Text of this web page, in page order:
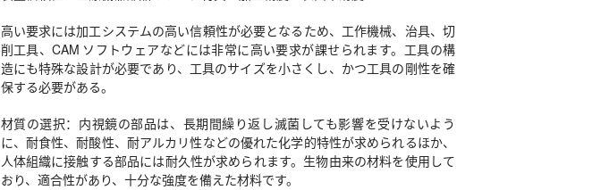
高い要求には加工システムの高い信頼性が必要となるため、工作機械、治具、切
削工具、CAM ソフトウェアなどには非常に高い要求が課せられます。工具の構
造にも特殊な設計が必要であり、工具のサイズを小さくし、かつ工具の剛性を確
保する必要がある。
材質の選択：内視鏡の部品は、長期間繰り返し滅菌しても影響を受けないよう
に、耐食性、耐酸性、耐アルカリ性などの優れた化学的特性が求められるほか、
人体組織に接触する部品には耐久性が求められます。生物由来の材料を使用して
おり、適合性があり、十分な強度を備えた材料です。